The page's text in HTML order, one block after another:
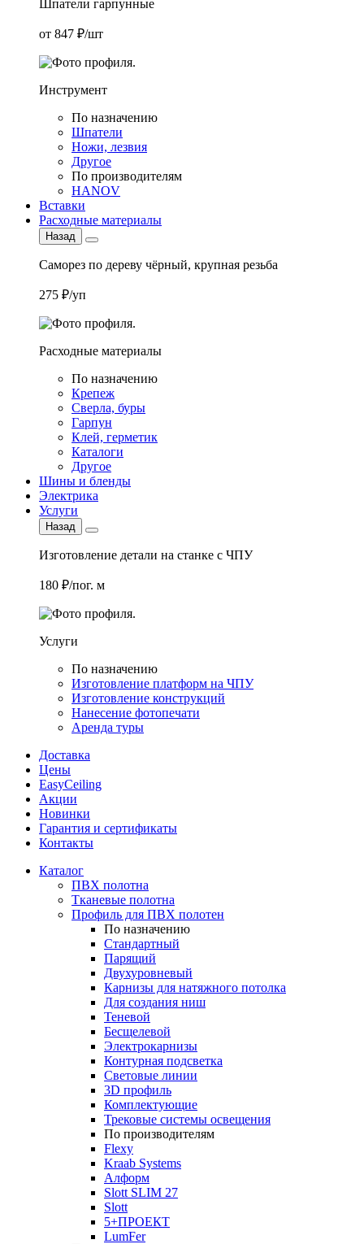
Шпатели гарпунные
от 847 ₽/шт
Инструмент
По назначению
Шпатели
Ножи, лезвия
Другое
По производителям
HANOV
Вставки
Расходные материалы
Назад
Саморез по дереву чёрный, крупная резьба
275 ₽/уп
Расходные материалы
По назначению
Крепеж
Сверла, буры
Гарпун
Клей, герметик
Каталоги
Другое
Шины и бленды
Электрика
Услуги
Назад
Изготовление детали на станке с ЧПУ
180 ₽/пог. м
Услуги
По назначению
Изготовление платформ на ЧПУ
Изготовление конструкций
Нанесение фотопечати
Аренда туры
Доставка
Цены
EasyCeiling
Акции
Новинки
Гарантия и сертификаты
Контакты
Каталог
ПВХ полотна
Тканевые полотна
Профиль для ПВХ полотен
По назначению
Стандартный
Парящий
Двухуровневый
Карнизы для натяжного потолка
Для создания ниш
Теневой
Бесщелевой
Электрокарнизы
Контурная подсветка
Световые линии
3D профиль
Комплектующие
Трековые системы освещения
По производителям
Flexy
Kraab Systems
Алформ
Slott SLIM 27
Slott
5+ПРОЕКТ
LumFer